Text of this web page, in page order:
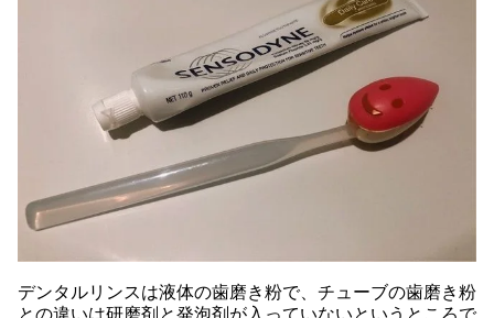
デンタルリンスは液体の歯磨き粉で、チューブの歯磨き粉
との違いは研磨剤と発泡剤が入っていないというところで